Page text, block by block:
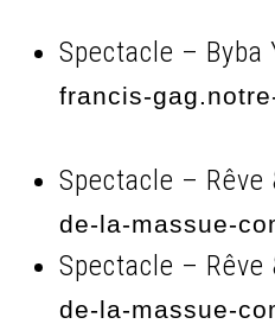
Spectacle –
francis-
Spectacle –
de-la-massue-
Spectacle –
de-la-massue-